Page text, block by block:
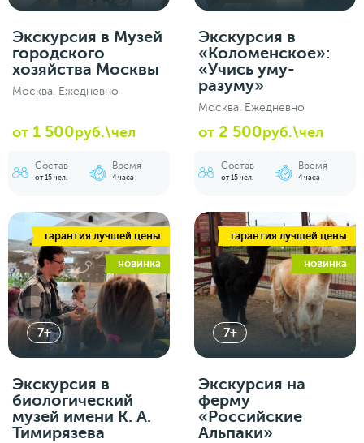
Экскурсия в Музей
городского
хозяйства Москвы
Москва. Ежедневно
от 1 500руб.\чел
Состав
от 15 чел.
Время
4 часа
Экскурсия в
«Коломенское»:
«Учись уму-
разуму»
Москва. Ежедневно
от 2 500руб.\чел
Состав
от 15 чел.
Время
4 часа
гарантия лучшей цены
новинка
7+
Экскурсия в
биологический
музей имени К. А.
Тимирязева
гарантия лучшей цены
новинка
7+
Экскурсия на
ферму
«Российские
Альпаки»